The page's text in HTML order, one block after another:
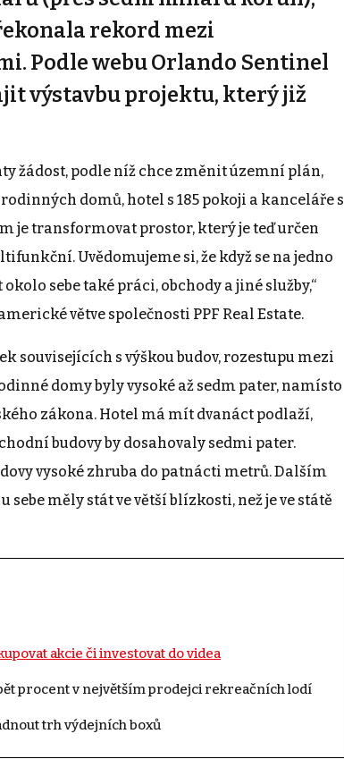
rekord mezi
Podle webu Orlando Sentinel
výstavbu projektu, který již
žádost, podle níž chce změnit územní plán,
domů, hotel s 185 pokoji a kanceláře s
je transformovat prostor, který je teď určen
Uvědomujeme si, že když se na jedno
sebe také práci, obchody a jiné služby,“
větve společnosti PPF Real Estate.
souvisejících s výškou budov, rozestupu mezi
domy byly vysoké až sedm pater, namísto
zákona. Hotel má mít dvanáct podlaží,
budovy by dosahovaly sedmi pater.
vysoké zhruba do patnácti metrů. Dalším
sebe měly stát ve větší blízkosti, než je ve státě
akcie či investovat do videa
procent v největším prodejci rekreačních lodí
trh výdejních boxů